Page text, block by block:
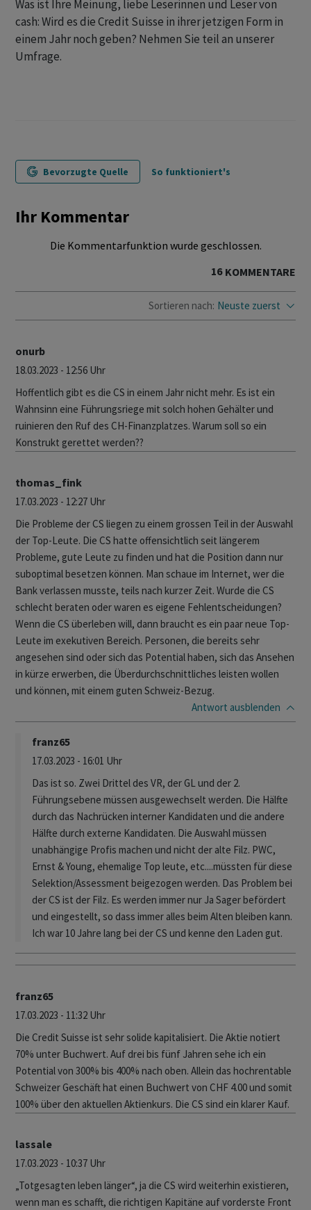
Was ist Ihre Meinung, liebe Leserinnen und Leser von
cash: Wird es die Credit Suisse in ihrer jetzigen Form in
einem Jahr noch geben? Nehmen Sie teil an unserer
Umfrage.
Bevorzugte Quelle So funktioniert's
Ihr Kommentar
Die Kommentarfunktion wurde geschlossen.
16 KOMMENTARE
Sortieren nach: Neuste zuerst
onurb
18.03.2023 - 12:56 Uhr
Hoffentlich gibt es die CS in einem Jahr nicht mehr. Es ist ein
Wahnsinn eine Führungsriege mit solch hohen Gehälter und
ruinieren den Ruf des CH-Finanzplatzes. Warum soll so ein
Konstrukt gerettet werden??
thomas_fink
17.03.2023 - 12:27 Uhr
Die Probleme der CS liegen zu einem grossen Teil in der Auswahl
der Top-Leute. Die CS hatte offensichtlich seit längerem
Probleme, gute Leute zu finden und hat die Position dann nur
suboptimal besetzen können. Man schaue im Internet, wer die
Bank verlassen musste, teils nach kurzer Zeit. Wurde die CS
schlecht beraten oder waren es eigene Fehlentscheidungen?
Wenn die CS überleben will, dann braucht es ein paar neue Top-
Leute im exekutiven Bereich. Personen, die bereits sehr
angesehen sind oder sich das Potential haben, sich das Ansehen
in kürze erwerben, die Überdurchschnittliches leisten wollen
und können, mit einem guten Schweiz-Bezug.
Antwort ausblenden
franz65
17.03.2023 - 16:01 Uhr
Das ist so. Zwei Drittel des VR, der GL und der 2.
Führungsebene müssen ausgewechselt werden. Die Hälfte
durch das Nachrücken interner Kandidaten und die andere
Hälfte durch externe Kandidaten. Die Auswahl müssen
unabhängige Profis machen und nicht der alte Filz. PWC,
Ernst & Young, ehemalige Top leute, etc....müssten für diese
Selektion/Assessment beigezogen werden. Das Problem bei
der CS ist der Filz. Es werden immer nur Ja Sager befördert
und eingestellt, so dass immer alles beim Alten bleiben kann.
Ich war 10 Jahre lang bei der CS und kenne den Laden gut.
franz65
17.03.2023 - 11:32 Uhr
Die Credit Suisse ist sehr solide kapitalisiert. Die Aktie notiert
70% unter Buchwert. Auf drei bis fünf Jahren sehe ich ein
Potential von 300% bis 400% nach oben. Allein das hochrentable
Schweizer Geschäft hat einen Buchwert von CHF 4.00 und somit
100% über den aktuellen Aktienkurs. Die CS sind ein klarer Kauf.
lassale
17.03.2023 - 10:37 Uhr
„Totgesagten leben länger“, ja die CS wird weiterhin existieren,
wenn man es schafft, die richtigen Kapitäne auf vorderste Front